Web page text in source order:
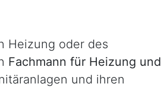
Heizung oder des
Fachmann für Heizung und
und ihren